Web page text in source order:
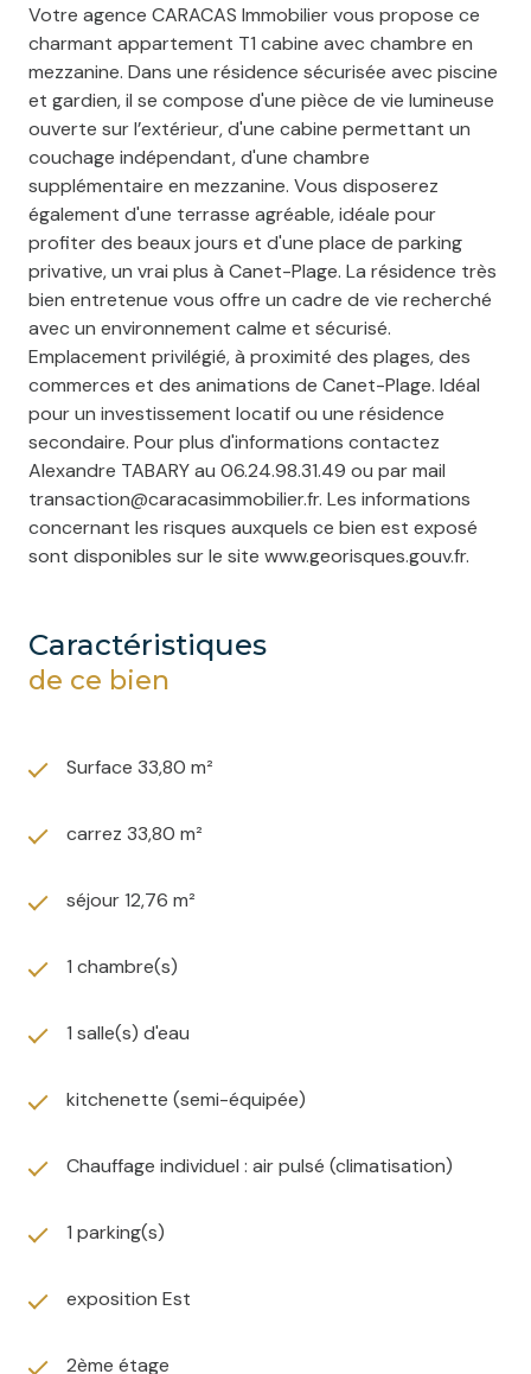
Votre agence CARACAS Immobilier vous propose ce
charmant appartement T1 cabine avec chambre en
mezzanine. Dans une résidence sécurisée avec piscine
et gardien, il se compose d'une pièce de vie lumineuse
ouverte sur l’extérieur, d'une cabine permettant un
couchage indépendant, d'une chambre
supplémentaire en mezzanine. Vous disposerez
également d'une terrasse agréable, idéale pour
profiter des beaux jours et d'une place de parking
privative, un vrai plus à Canet-Plage. La résidence très
bien entretenue vous offre un cadre de vie recherché
avec un environnement calme et sécurisé.
Emplacement privilégié, à proximité des plages, des
commerces et des animations de Canet-Plage. Idéal
pour un investissement locatif ou une résidence
secondaire. Pour plus d'informations contactez
Alexandre TABARY au 06.24.98.31.49 ou par mail
transaction@caracasimmobilier.fr. Les informations
concernant les risques auxquels ce bien est exposé
sont disponibles sur le site www.georisques.gouv.fr.
caractéristiques
de ce bien
Surface 33,80 m²
carrez 33,80 m²
séjour 12,76 m²
1 chambre(s)
1 salle(s) d'eau
kitchenette (semi-équipée)
Chauffage individuel : air pulsé (climatisation)
1 parking(s)
exposition Est
2ème étage